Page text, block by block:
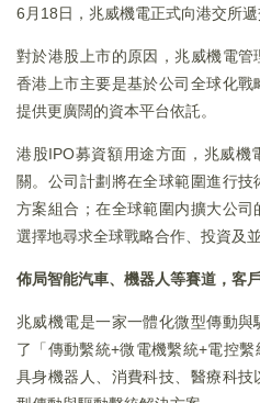
6月18日，兆威機電正式向港交所
對於港股上市的原因，兆威機電管
香港上市主要是基於公司全球化
提供更廣闊的資本平台依託。
港股IPO募資額用途方面，兆威機
關。公司計劃將在全球範圍進行
方案組合；在全球範圍内擴大公
選擇地尋求全球戰略合作、投資及並
佈局智能汽車、機器人等賽道，客
兆威機電是一家一體化微型傳動
了「傳動繫統+微電機繫統+電控繫
具身機器人、消費科技、醫療科